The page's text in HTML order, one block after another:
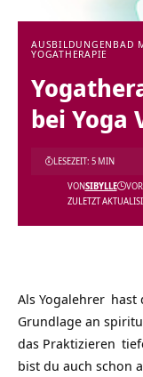
AUSBILDUNGEN BAD
YOGATHERAPIE
bei Yoga
ZULETZT
VONSIBYLLE
LESEZEIT: 5 MIN
Als Yogalehrer hast
Grundlage an
das Praktizieren
bist du auch schon